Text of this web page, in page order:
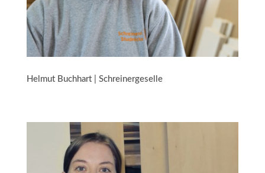
Helmut Buchhart | Schreinergeselle